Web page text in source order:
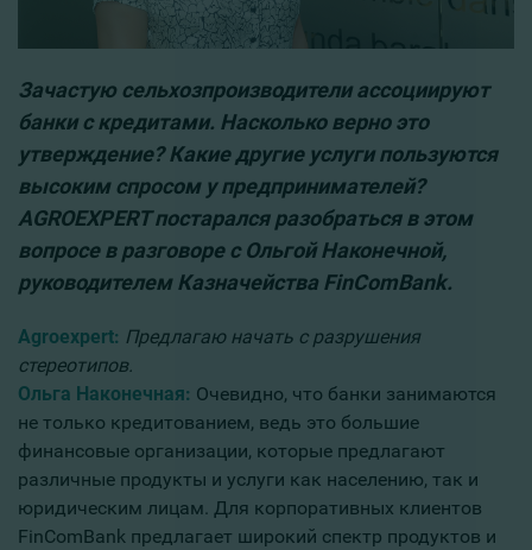
Зачастую сельхозпроизводители ассоциируют
банки с кредитами. Насколько верно это
утверждение? Какие другие услуги пользуются
высоким спросом у предпринимателей?
AGROEXPERT постарался разобраться в этом
вопросе в разговоре с Ольгой Наконечной,
руководителем Казначейства FinComBank.
Agroexpert: Предлагаю начать с разрушения
стереотипов.
Ольга Наконечная: Очевидно, что банки занимаются
не только кредитованием, ведь это большие
финансовые организации, которые предлагают
различные продукты и услуги как населению, так и
юридическим лицам. Для корпоративных клиентов
FinComBank предлагает широкий спектр продуктов и